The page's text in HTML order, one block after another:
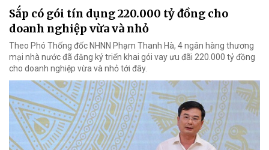
Sắp có gói tín dụng 220.000 tỷ đồng cho
doanh nghiệp vừa và nhỏ
Theo Phó Thống đốc NHNN Phạm Thanh Hà, 4 ngân hàng thương
mại nhà nước đã đăng ký triển khai gói vay ưu đãi 220.000 tỷ đồng
cho doanh nghiệp vừa và nhỏ tới đây.